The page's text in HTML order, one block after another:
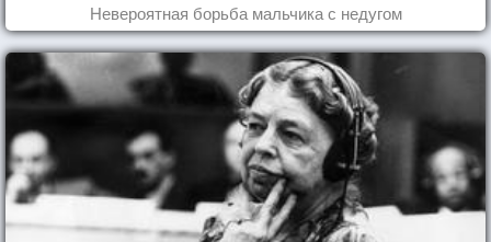
Невероятная борьба мальчика с недугом